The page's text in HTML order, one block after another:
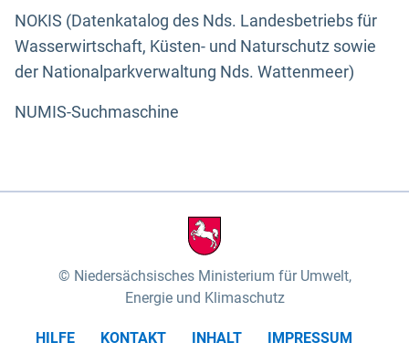
NOKIS (Datenkatalog des Nds. Landesbetriebs für
Wasserwirtschaft, Küsten- und Naturschutz sowie
der Nationalparkverwaltung Nds. Wattenmeer)
NUMIS-Suchmaschine
Niedersächsisches Ministerium für Umwelt,
Energie und Klimaschutz
HILFE KONTAKT INHALT
IMPRESSUM